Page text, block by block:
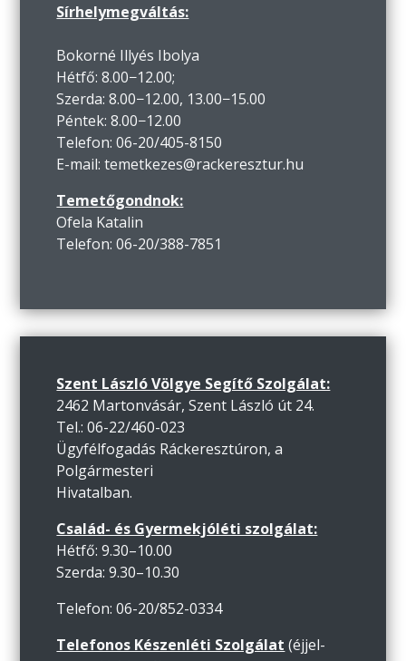
Sírhelymegváltás:
Bokorné Illyés Ibolya
Hétfő: 8.00−12.00;
Szerda: 8.00−12.00, 13.00−15.00
Péntek: 8.00−12.00
Telefon: 06-20/405-8150
E-mail: temetkezes@rackeresztur.hu
Temetőgondnok:
Ofela Katalin
Telefon: 06-20/388-7851
Szent László Völgye Segítő Szolgálat:
2462 Martonvásár, Szent László út 24.
Tel.: 06-22/460-023
Ügyfélfogadás Ráckeresztúron, a
Polgármesteri
Hivatalban.
Család- és Gyermekjóléti szolgálat:
Hétfő: 9.30–10.00
Szerda: 9.30–10.30
Telefon: 06-20/852-0334
Telefonos Készenléti Szolgálat (éjjel-